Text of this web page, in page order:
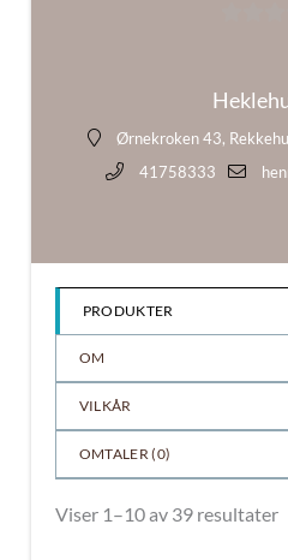
av
5
Ørnekroken 43,
41758333
PRODUKTER
OM
VILKÅR
OMTALER (0)
Viser 1–10 av 39 resultater